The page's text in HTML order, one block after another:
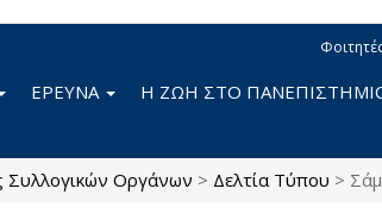
ΕΡΕΥΝΑ Η ΖΩΗ ΣΤΟ
Συλλογικών Οργάνων > Δελτία Τύπου >